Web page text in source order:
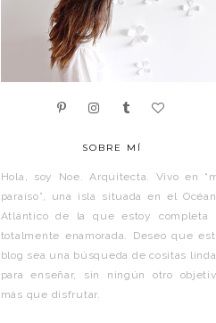
SOBRE MÍ
Hola, soy Noe. Arquitecta. Vivo en
paraíso”, una isla situada en el
Atlántico de la que estoy completa
totalmente enamorada. Deseo que
blog sea una búsqueda de cositas
para enseñar, sin ningún otro
más que disfrutar.